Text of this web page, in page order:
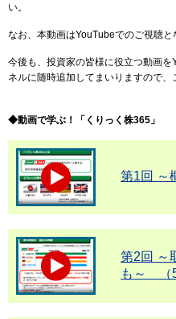
い。
なお、本動画はYouTubeでのご視聴と
今後も、投資家の皆様に役立つ動画
ネルに随時追加してまいりますので、
◆動画で学ぶ！「くりっく株365」
第1回 ～
第2回 ～
も～ （5